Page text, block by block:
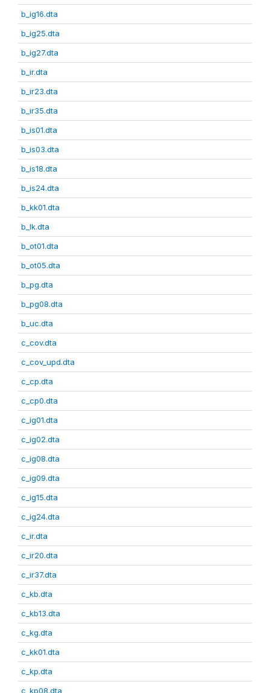
b_ig16.dta
b_ig25.dta
b_ig27.dta
b_ir.dta
b_ir23.dta
b_ir35.dta
b_is01.dta
b_is03.dta
b_is18.dta
b_is24.dta
b_kk01.dta
b_lk.dta
b_ot01.dta
b_ot05.dta
b_pg.dta
b_pg08.dta
b_uc.dta
c_cov.dta
c_cov_upd.dta
c_cp.dta
c_cp0.dta
c_ig01.dta
c_ig02.dta
c_ig08.dta
c_ig09.dta
c_ig15.dta
c_ig24.dta
c_ir.dta
c_ir20.dta
c_ir37.dta
c_kb.dta
c_kb13.dta
c_kg.dta
c_kk01.dta
c_kp.dta
c_kp08.dta